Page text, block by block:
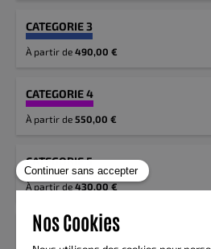
CATEGORIE 3
À partir de 490,00 €
CATEGORIE 4
À partir de 550,00 €
CATEGORIE 5
À partir de430,00 €
CATEGORIE 6